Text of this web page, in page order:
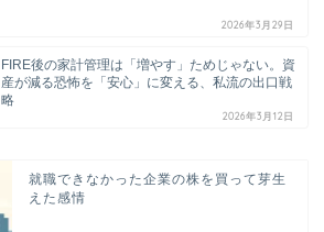
2026年3月29日
FIRE後の家計管理は「増やす」ためじゃない。資
産が減る恐怖を「安心」に変える、私流の出口戦
略
2026年3月12日
就職できなかった企業の株を買って芽生
えた感情